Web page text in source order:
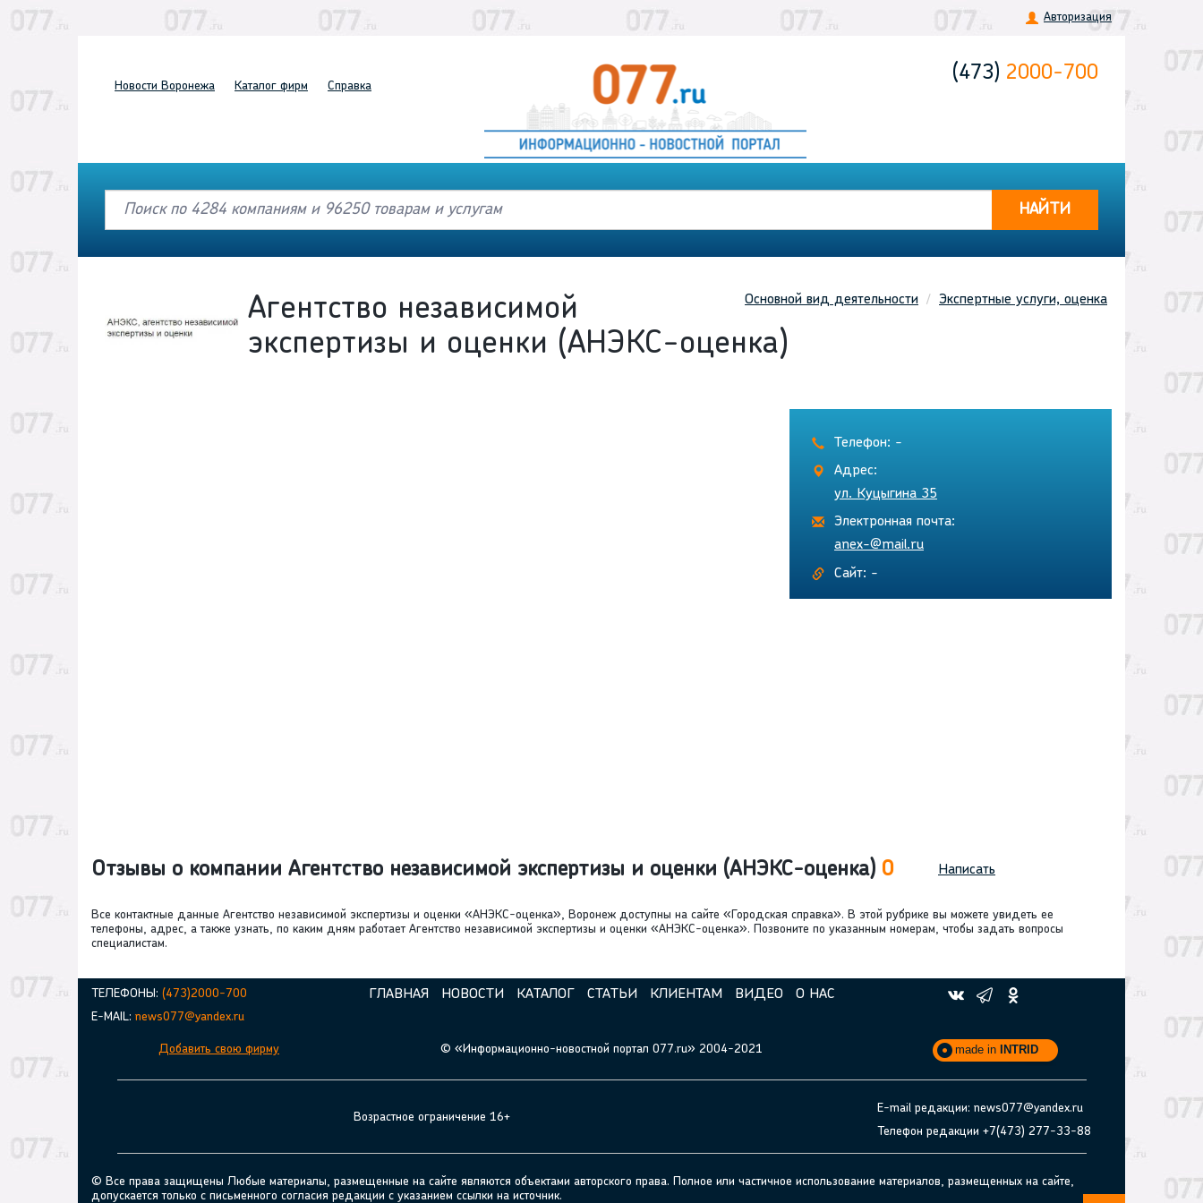
Авторизация
Новости Воронежа Каталог фирм Справка
(473) 2000-700
НАЙТИ
Основной вид деятельности Экспертные услуги, оценка
Агентство независимой
экспертизы и оценки (АНЭКС-оценка)
Телефон: -
Адрес:
ул. Куцыгина 35
Электронная почта:
anex-@mail.ru
Сайт: -
Отзывы о компании Агентство независимой экспертизы и оценки (АНЭКС-оценка) 0 Написать
Все контактные данные Агентство независимой экспертизы и оценки «АНЭКС-оценка», Воронеж доступны на сайте «Городская справка». В этой рубрике вы можете увидеть ее
телефоны, адрес, а также узнать, по каким дням работает Агентство независимой экспертизы и оценки «АНЭКС-оценка». Позвоните по указанным номерам, чтобы задать вопросы
специалистам.
ТЕЛЕФОНЫ: (473)2000-700
E-MAIL: news077@yandex.ru
Добавить свою фирму
ГЛАВНАЯ НОВОСТИ КАТАЛОГ СТАТЬИ КЛИЕНТАМ ВИДЕО О НАС
© «Информационно-новостной портал 077.ru» 2004-2021 made in INTRID
Возрастное ограничение 16+
E-mail редакции: news077@yandex.ru
Телефон редакции +7(473) 277-33-88
© Все права защищены Любые материалы, размещенные на сайте являются объектами авторского права. Полное или частичное использование материалов, размещенных на сайте,
допускается только с письменного согласия редакции с указанием ссылки на источник.